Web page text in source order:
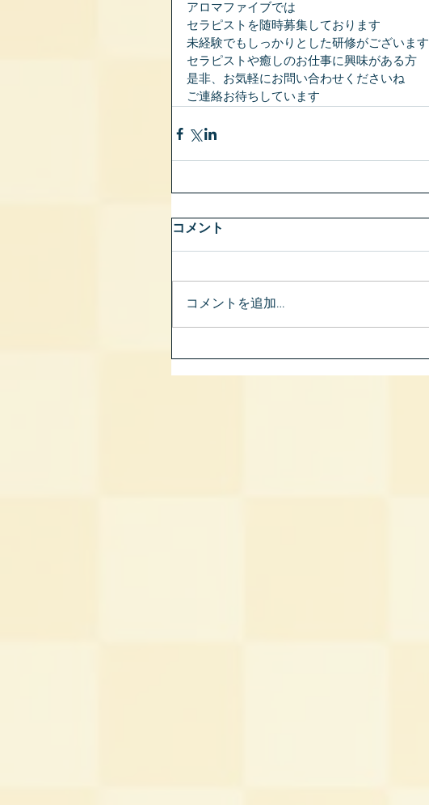
アロマファイブでは
セラピストを随時募集しております
未経験でもしっかりとした研修がございます
セラピストや癒しのお仕事に興味がある方
是非、お気軽にお問い合わせくださいね
ご連絡お待ちしています
コメント
コメントを追加…